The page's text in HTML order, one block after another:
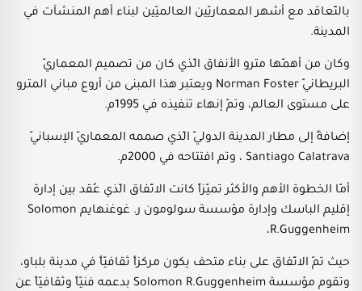
بالتّعاقد مع أشهر المعماريّين العالميّين لبناء أهم المنشآت في
المدينة.
وكان من أهمّها مترو الأنفاق الّذي كان من تصميم المعماريّ
البريطانيّ Norman Foster ويعتبر هذا المبنى من أروع مباني المترو
على مستوى العالم، وتمّ إنهاء تنفيذه في 1995م.
إضافةً إلى مطار المدينة الدوليّ الّذي صممه المعماريّ الإسبانيّ
Santiago Calatrava ، وتم افتتاحه في 2000م.
أمّا الخطوة الأهم والأكثر تميّزاً كانت الاتّفاق الّذي عُقد بين إدارة
إقليم الباسك وإدارة مؤسسة سولومون ر. غوغنهايم Solomon
R.Guggenheim،
حيث تمّ الاتّفاق على بناء متحف يكون مركزاً ثقافيّاً في مدينة بلباو،
وتقوم مؤسسة Solomon R.Guggenheim بدعمه فنيّاً وثقافيّاً عن